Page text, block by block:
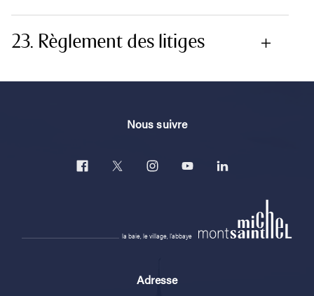
23. Règlement des litiges
Nous suivre
la baie, le village, l'abbaye
Adresse